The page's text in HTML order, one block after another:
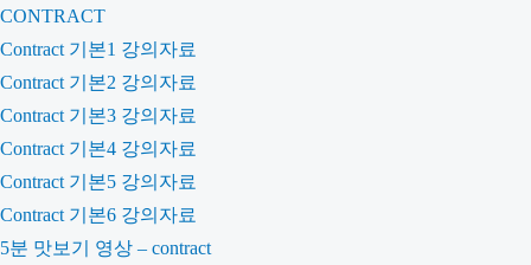
CONTRACT
Contract 기본1 강의자료
Contract 기본2 강의자료
Contract 기본3 강의자료
Contract 기본4 강의자료
Contract 기본5 강의자료
Contract 기본6 강의자료
5분 맛보기 영상 – contract